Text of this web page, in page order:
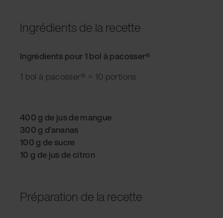
Ingrédients de la recette
Ingrédients pour 1 bol à pacosser®
1 bol à pacosser® = 10 portions
400 g de jus de mangue
300 g d’ananas
100 g de sucre
10 g de jus de citron
Préparation de la recette